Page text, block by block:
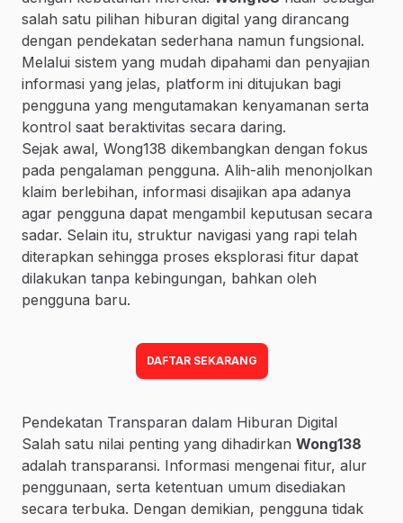
salah satu pilihan hiburan digital yang dirancang
dengan pendekatan sederhana namun fungsional.
Melalui sistem yang mudah dipahami dan penyajian
informasi yang jelas, platform ini ditujukan bagi
pengguna yang mengutamakan kenyamanan serta
kontrol saat beraktivitas secara daring.
Sejak awal, Wong138 dikembangkan dengan fokus
pada pengalaman pengguna. Alih-alih menonjolkan
klaim berlebihan, informasi disajikan apa adanya
agar pengguna dapat mengambil keputusan secara
sadar. Selain itu, struktur navigasi yang rapi telah
diterapkan sehingga proses eksplorasi fitur dapat
dilakukan tanpa kebingungan, bahkan oleh
pengguna baru.
DAFTAR SEKARANG
Pendekatan Transparan dalam Hiburan Digital
Salah satu nilai penting yang dihadirkan Wong138
adalah transparansi. Informasi mengenai fitur, alur
penggunaan, serta ketentuan umum disediakan
secara terbuka. Dengan demikian, pengguna tidak